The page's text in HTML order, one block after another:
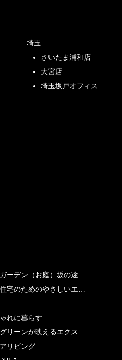
埼玉
さいたま浦和店
大宮店
埼玉坂戸オフィス
ーデン（お庭）坂の途…
宅のためのやさしいエ…
れに暮らす
リーンが映えるエクス…
リビング